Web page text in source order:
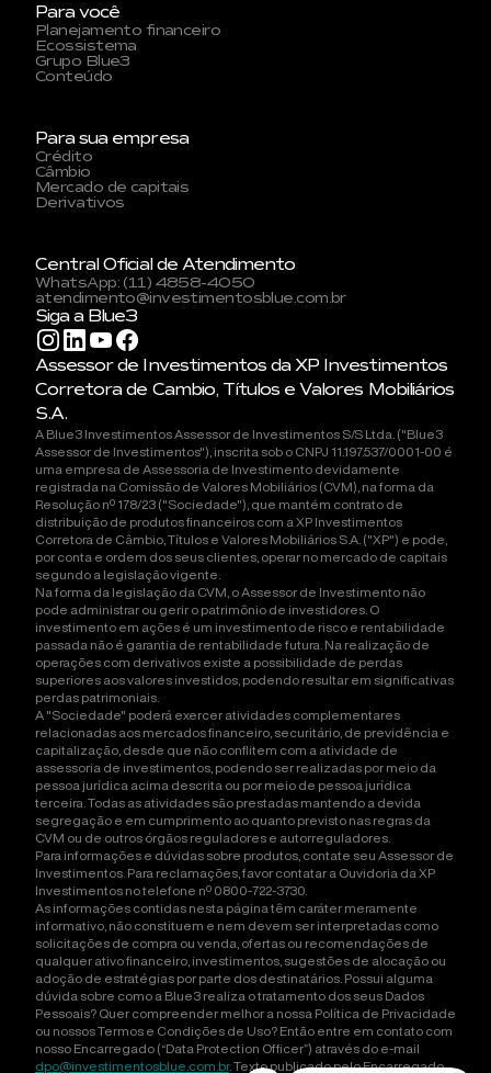
Para você
Planejamento financeiro
Ecossistema
Grupo Blue3
Conteúdo
Para sua empresa
Crédito
Câmbio
Mercado de capitais
Derivativos
Central Oficial de Atendimento
WhatsApp: (11) 4858-4050
atendimento@investimentosblue.com.br
Siga a Blue3
Assessor de Investimentos da XP Investimentos
Corretora de Cambio, Títulos e Valores Mobiliários
S.A.
A Blue3 Investimentos Assessor de Investimentos S/S Ltda. ("Blue3
Assessor de Investimentos"), inscrita sob o CNPJ 11.197.537/0001-00 é
uma empresa de Assessoria de Investimento devidamente
registrada na Comissão de Valores Mobiliários (CVM), na forma da
Resolução nº 178/23 ("Sociedade"), que mantém contrato de
distribuição de produtos financeiros com a XP Investimentos
Corretora de Câmbio, Títulos e Valores Mobiliários S.A. ("XP") e pode,
por conta e ordem dos seus clientes, operar no mercado de capitais
segundo a legislação vigente.
Na forma da legislação da CVM, o Assessor de Investimento não
pode administrar ou gerir o patrimônio de investidores. O
investimento em ações é um investimento de risco e rentabilidade
passada não é garantia de rentabilidade futura. Na realização de
operações com derivativos existe a possibilidade de perdas
superiores aos valores investidos, podendo resultar em significativas
perdas patrimoniais.
A "Sociedade" poderá exercer atividades complementares
relacionadas aos mercados financeiro, securitário, de previdência e
capitalização, desde que não conflitem com a atividade de
assessoria de investimentos, podendo ser realizadas por meio da
pessoa jurídica acima descrita ou por meio de pessoa jurídica
terceira. Todas as atividades são prestadas mantendo a devida
segregação e em cumprimento ao quanto previsto nas regras da
CVM ou de outros órgãos reguladores e autorreguladores.
Para informações e dúvidas sobre produtos, contate seu Assessor de
Investimentos. Para reclamações, favor contatar a Ouvidoria da XP
Investimentos no telefone nº 0800-722-3730.
As informações contidas nesta página têm caráter meramente
informativo, não constituem e nem devem ser interpretadas como
solicitações de compra ou venda, ofertas ou recomendações de
qualquer ativo financeiro, investimentos, sugestões de alocação ou
adoção de estratégias por parte dos destinatários. Possui alguma
dúvida sobre como a Blue3 realiza o tratamento dos seus Dados
Pessoais? Quer compreender melhor a nossa Política de Privacidade
ou nossos Termos e Condições de Uso? Então entre em contato com
nosso Encarregado (“Data Protection Officer”) através do e-mail
dpo@investimentosblue.com.br. Texto publicado pelo Encarregado